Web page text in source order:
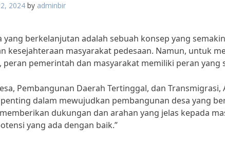
2024 by adminbir
yang berkelanjutan adalah sebuah konsep yang
kesejahteraan masyarakat pedesaan. Namun, untuk
pemerintah dan masyarakat memiliki peran yang
Pembangunan Daerah Tertinggal, dan Transmigrasi,
dalam mewujudkan pembangunan desa yang
dukungan dan arahan yang jelas kepada
yang ada dengan baik.”